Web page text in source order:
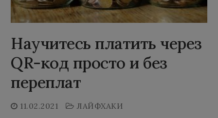
Научитесь платить через
QR-код просто и без
переплат
11.02.2021 ЛАЙФХАКИ